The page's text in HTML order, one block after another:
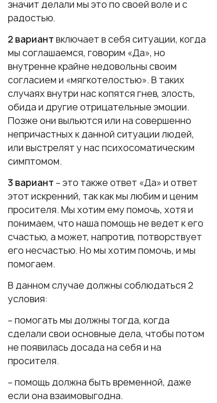
значит делали мы это по своей воле и с
радостью.
2 вариант включает в себя ситуации, когда
мы соглашаемся, говорим «Да», но
внутренне крайне недовольны своим
согласием и «мягкотелостью». В таких
случаях внутри нас копятся гнев, злость,
обида и другие отрицательные эмоции.
Позже они выльются или на совершенно
непричастных к данной ситуации людей,
или выстрелят у нас психосоматическим
симптомом.
3 вариант – это также ответ «Да» и ответ
этот искренний, так как мы любим и ценим
просителя. Мы хотим ему помочь, хотя и
понимаем, что наша помощь не ведет к его
счастью, а может, напротив, потворствует
его несчастью. Но мы хотим помочь, и мы
помогаем.
В данном случае должны соблюдаться 2
условия:
– помогать мы должны тогда, когда
сделали свои основные дела, чтобы потом
не появилась досада на себя и на
просителя.
– помощь должна быть временной, даже
если она взаимовыгодна.